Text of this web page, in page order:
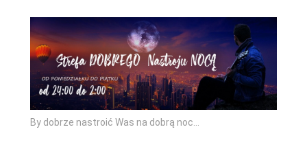
By dobrze nastroić Was na dobrą noc...